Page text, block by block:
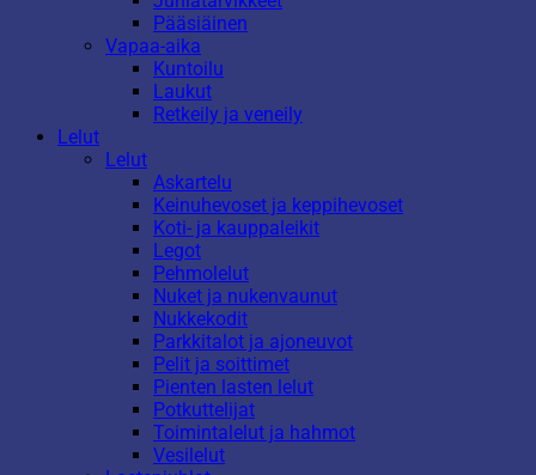
Pääsiäinen
Vapaa-aika
Kuntoilu
Laukut
Retkeily ja veneily
Lelut
Lelut
Askartelu
Keinuhevoset ja keppihevoset
Koti- ja kauppaleikit
Legot
Pehmolelut
Nuket ja nukenvaunut
Nukkekodit
Parkkitalot ja ajoneuvot
Pelit ja soittimet
Pienten lasten lelut
Potkuttelijat
Toimintalelut ja hahmot
Vesilelut